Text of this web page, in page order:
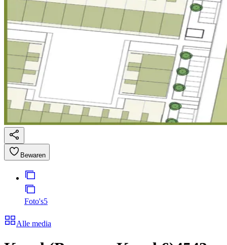
Bewaren
Foto's5
Alle media